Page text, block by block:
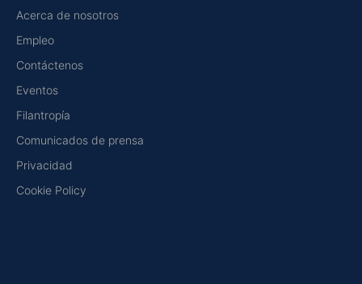
Acerca de nosotros
Empleo
Contáctenos
Eventos
Filantropía
Comunicados de prensa
Privacidad
Cookie Policy